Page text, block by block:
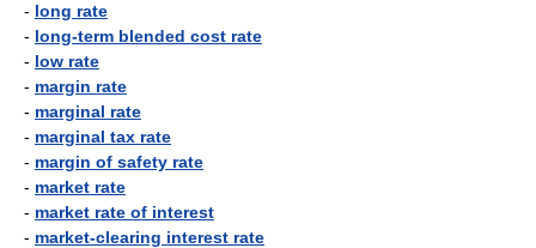
- long rate
- long-term blended cost rate
- low rate
- margin rate
- marginal rate
- marginal tax rate
- margin of safety rate
- market rate
- market rate of interest
- market-clearing interest rate